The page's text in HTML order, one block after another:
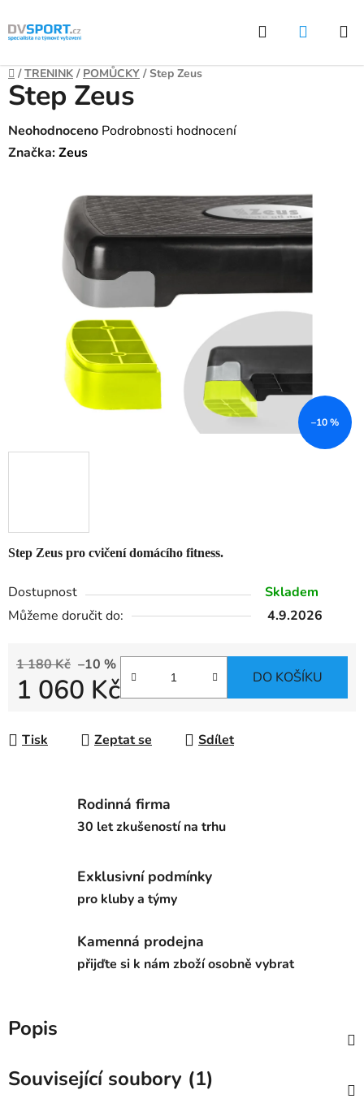
Přejít
na
Hledat
Domů
/ TRENINK / POMŮCKY / Step Zeus
Step Zeus pro cvičení domácího fitness.
Dostupnost
Skladem
Můžeme doručit do:
4.9.2026
1 180 Kč –10 %
1 060 Kč DO KOŠÍKU
Tisk Zeptat se Sdílet
Step Zeus
Průměrné
hodnocení
hvězdiček.
Neohodnoceno Podrobnosti hodnocení
Značka:Zeus
–10 %
Rodinná firma
30 let zkušeností na trhu
Exklusivní podmínky
pro kluby a týmy
Kamenná prodejna
přijďte si k nám zboží osobně vybrat
Popis
Související soubory (1)